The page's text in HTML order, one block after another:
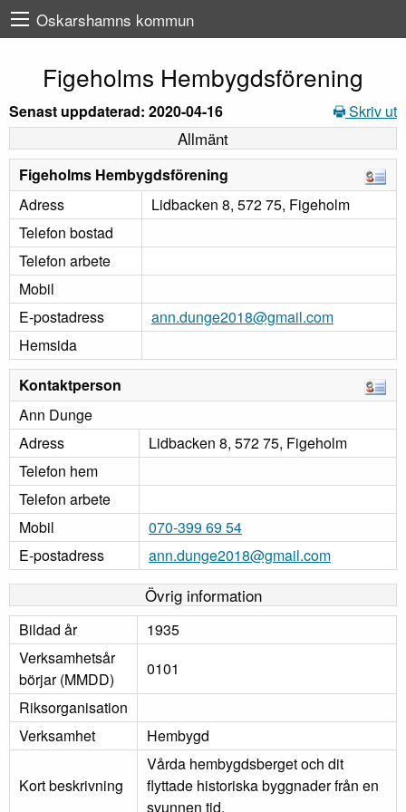
Oskarshamns kommun
Figeholms Hembygdsförening
Senast uppdaterad: 2020-04-16 Skriv ut
Allmänt
Figeholms Hembygdsförening
Adress
Lidbacken 8, 572 75, Figeholm
Telefon bostad
Telefon arbete
Mobil
E-postadress
ann.dunge2018@gmail.com
Hemsida
Kontaktperson
Ann Dunge
Adress
Lidbacken 8, 572 75, Figeholm
Telefon hem
Telefon arbete
Mobil
070-399 69 54
E-postadress
ann.dunge2018@gmail.com
Övrig information
Bildad år
1935
Verksamhetsår
börjar (MMDD)
0101
Riksorganisation
Verksamhet
Hembygd
Kort beskrivning
Vårda hembygdsberget och dit
flyttade historiska byggnader från en
svunnen tid.